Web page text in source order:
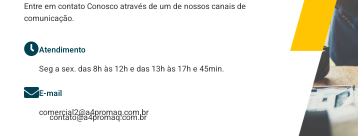
Entre em contato Conosco através de um de nossos canais de
comunicação.
Atendimento
Seg a sex. das 8h às 12h e das 13h às 17h e 45min.
E-mail
comercial2@a4promaq.com.br
contato@a4promaq.com.br